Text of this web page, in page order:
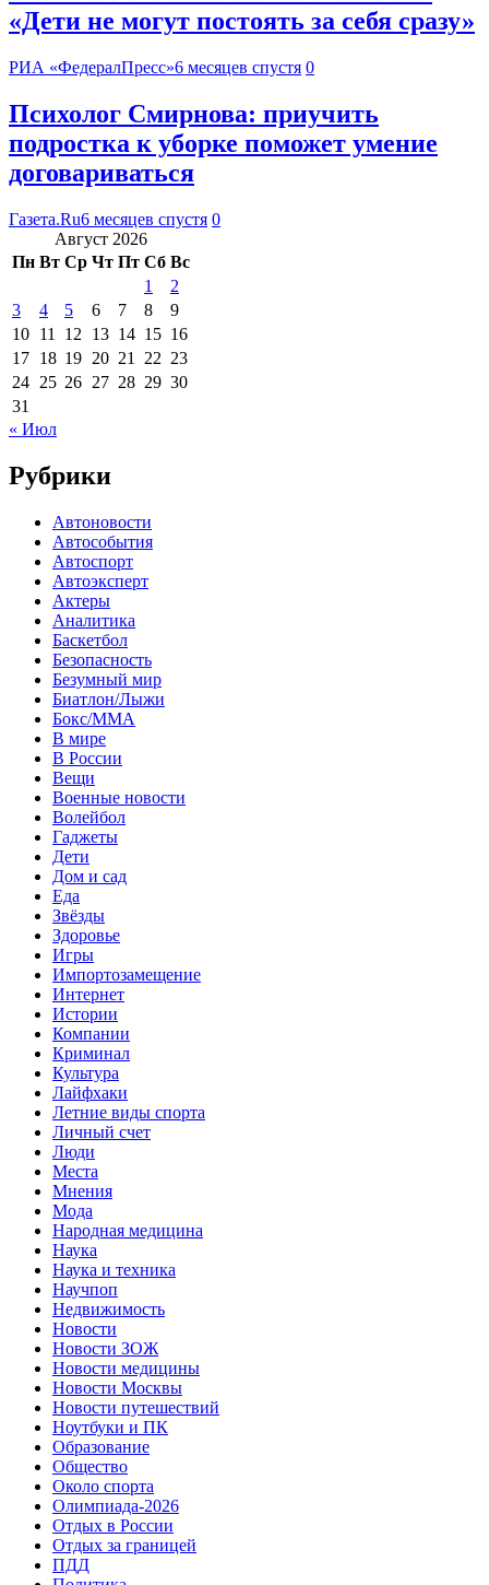
«Дети не могут постоять за себя сразу»
РИА «ФедералПресс»6 месяцев спустя 0
Психолог Смирнова: приучить
подростка к уборке поможет умение
договариваться
Газета.Ru6 месяцев спустя 0
Август 2026
Пн Вт Ср Чт Пт Сб Вс
1
2
3
4 5 6 7 8
9
10 11 12 13 14 15 16
17 18 19 20 21 22 23
24 25 26 27 28 29 30
31
« Июл
Рубрики
Автоновости
Автособытия
Автоспорт
Автоэксперт
Актеры
Аналитика
Баскетбол
Безопасность
Безумный мир
Биатлон/Лыжи
Бокс/MMA
В мире
В России
Вещи
Военные новости
Волейбол
Гаджеты
Дети
Дом и сад
Еда
Звёзды
Здоровье
Игры
Импортозамещение
Интернет
Истории
Компании
Криминал
Культура
Лайфхаки
Летние виды спорта
Личный счет
Люди
Места
Мнения
Мода
Народная медицина
Наука
Наука и техника
Научпоп
Недвижимость
Новости
Новости ЗОЖ
Новости медицины
Новости Москвы
Новости путешествий
Ноутбуки и ПК
Образование
Общество
Около спорта
Олимпиада-2026
Отдых в России
Отдых за границей
ПДД